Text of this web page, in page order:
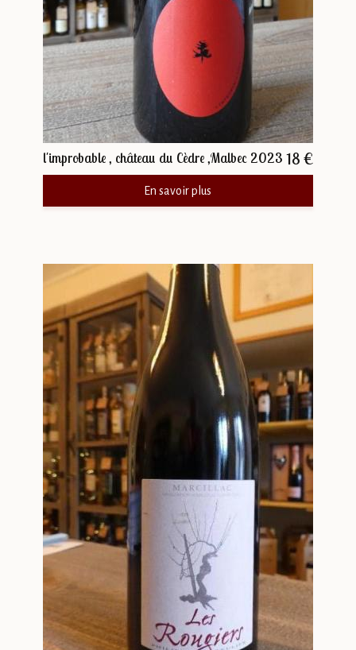
l'improbable , château du Cèdre ,Malbec 2023 18 €
En savoir plus